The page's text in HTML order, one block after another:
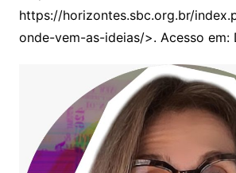
https://horizontes.sbc.org.br/
onde-vem-as-ideias/>. Acesso em: